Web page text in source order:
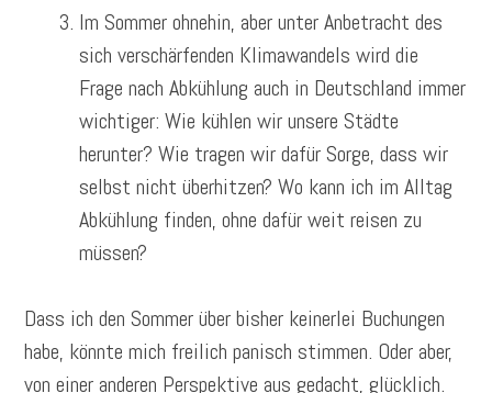
Im Sommer ohnehin, aber unter Anbetracht des
sich verschärfenden Klimawandels wird die
Frage nach Abkühlung auch in Deutschland immer
wichtiger: Wie kühlen wir unsere Städte
herunter? Wie tragen wir dafür Sorge, dass wir
selbst nicht überhitzen? Wo kann ich im Alltag
Abkühlung finden, ohne dafür weit reisen zu
müssen?
Dass ich den Sommer über bisher keinerlei Buchungen
habe, könnte mich freilich panisch stimmen. Oder aber,
von einer anderen Perspektive aus gedacht, glücklich.